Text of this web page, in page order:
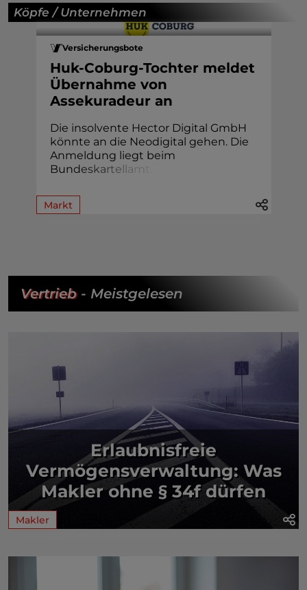
Köpfe / Unternehmen
Versicherungsbote
Huk-Coburg-Tochter meldet
Übernahme von
Assekuradeur an
Die insolvente Hector Digital GmbH
könnte an die Neodigital gehen. Die
Anmeldung liegt beim
Bundeskartellam
Markt
Vertrieb- Meistgelesen
Erlaubnisfreie
Vermögensverwaltung: Was
Makler ohne § 34f dürfen
Makler